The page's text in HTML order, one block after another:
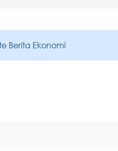
Berita Ekonomi